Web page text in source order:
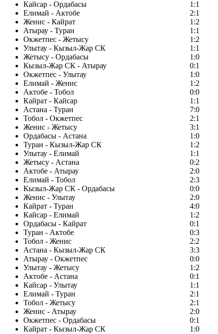
Кайсар - Ордабасы
1:1
Елимай - Актобе
2:1
Женис - Кайрат
1:2
Атырау - Туран
1:1
Окжетпес - Жетысу
1:2
Улытау - Кызыл-Жар СК
1:1
Жетысу - Ордабасы
1:0
Кызыл-Жар СК - Атырау
0:1
Окжетпес - Улытау
1:0
Елимай - Женис
1:2
Актобе - Тобол
0:0
Кайрат - Кайсар
1:1
Астана - Туран
7:0
Тобол - Окжетпес
2:1
Женис - Жетысу
3:1
Ордабасы - Астана
1:0
Туран - Кызыл-Жар СК
1:2
Улытау - Елимай
1:1
Жетысу - Астана
0:2
Актобе - Атырау
2:0
Елимай - Тобол
2:3
Кызыл-Жар СК - Ордабасы
0:0
Женис - Улытау
2:0
Кайрат - Туран
4:0
Кайсар - Елимай
1:2
Ордабасы - Кайрат
0:1
Туран - Актобе
0:3
Тобол - Женис
2:2
Астана - Кызыл-Жар СК
3:3
Атырау - Окжетпес
0:0
Улытау - Жетысу
1:2
Актобе - Астана
0:1
Кайсар - Улытау
1:1
Елимай - Туран
2:1
Тобол - Жетысу
2:1
Женис - Атырау
2:0
Окжетпес - Ордабасы
0:1
Кайрат - Кызыл-Жар СК
1:0